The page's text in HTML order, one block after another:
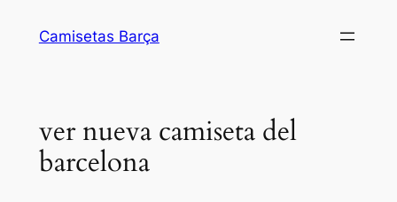
Camisetas Barça
ver nueva camiseta del
barcelona